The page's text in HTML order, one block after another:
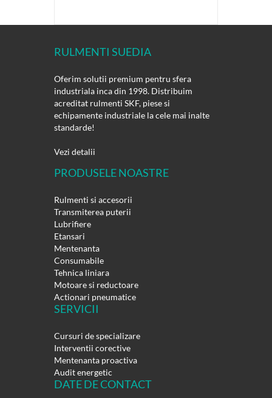
RULMENTI SUEDIA
Oferim solutii premium pentru sfera
industriala inca din 1998. Distribuim
acreditat rulmenti SKF, piese si
echipamente industriale la cele mai inalte
standarde!
Vezi detalii
PRODUSELE NOASTRE
Rulmenti si accesorii
Transmiterea puterii
Lubrifiere
Etansari
Mentenanta
Consumabile
Tehnica liniara
Motoare si reductoare
Actionari pneumatice
SERVICII
Cursuri de specializare
Interventii corective
Mentenanta proactiva
Audit energetic
DATE DE CONTACT